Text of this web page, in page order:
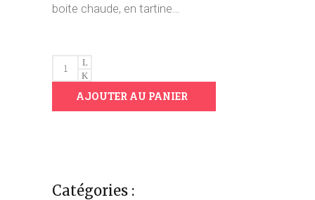
boite chaude, en tartine…
MONT
D'OR
BABY
AJOUTER AU PANIER
Catégories :